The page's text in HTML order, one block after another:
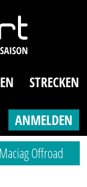
STRECKEN
ANMELDEN
Offroad